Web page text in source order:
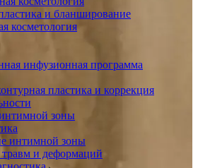
и бланширование
косметология
инфузионная программа
пластика и коррекция
зоны
интимной зоны
травм и деформаций